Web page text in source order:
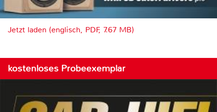
Jetzt laden (englisch, PDF, 7.67 MB)
kostenloses Probeexemplar